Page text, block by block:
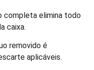
completa elimina todo
caixa.
removido é
aplicáveis.